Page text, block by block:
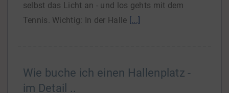
selbst das Licht an - und los gehts mit dem
Tennis. Wichtig: In der Halle [...]
Wie buche ich einen Hallenplatz -
im Detail ..